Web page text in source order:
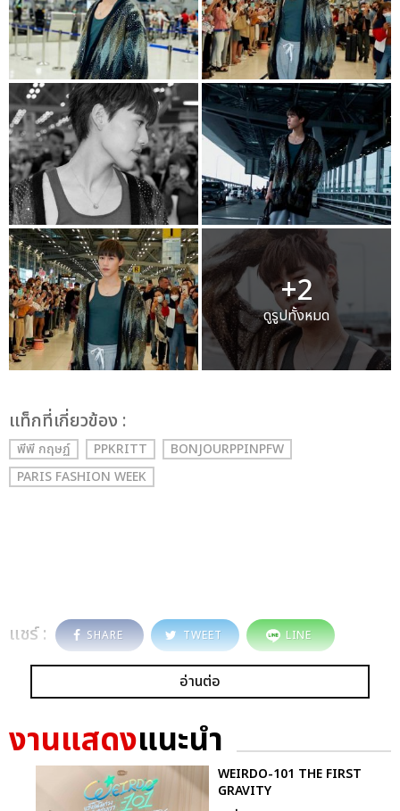
+2
ดูรูปทั้งหมด
เเท็กที่เกี่ยวข้อง :
พีพี กฤษฏ์ PPKRITT
BONJOURPPINPFW
PARIS FASHION WEEK
แชร์ : SHARE TWEET LINE
อ่านต่อ
งานแสดงแนะนำ
WEIRDO-101 THE FIRST
GRAVITY